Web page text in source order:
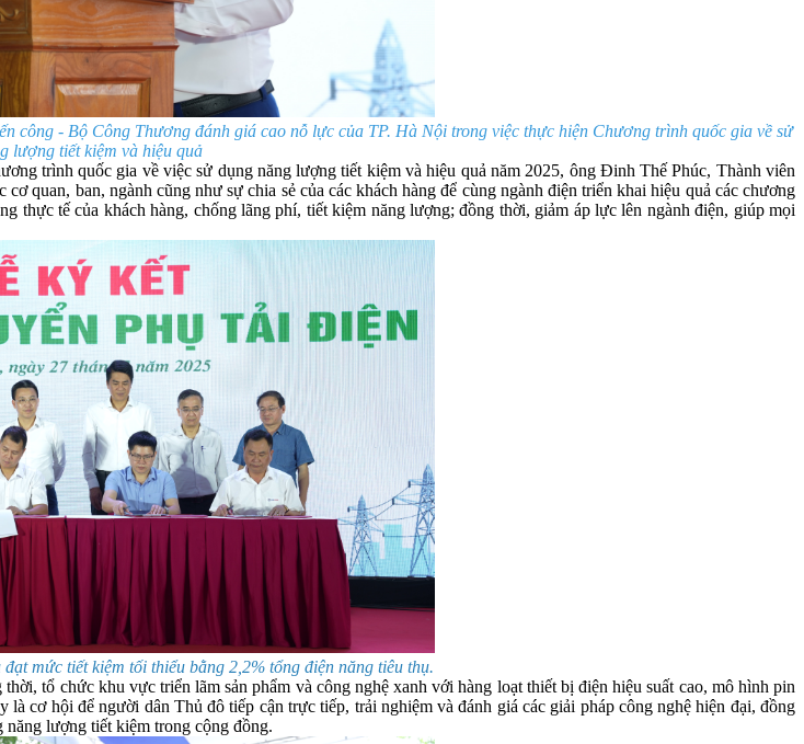
- Bộ Công Thương đánh giá cao nỗ lực của TP. Hà Nội trong việc thực hiện Chương trình quốc gia về sử
lượng tiết kiệm và hiệu quả
trình quốc gia về việc sử dụng năng lượng tiết kiệm và hiệu quả năm 2025, ông Đinh Thế Phúc, Thành viên
quan, ban, ngành cũng như sự chia sẻ của các khách hàng để cùng ngành điện triển khai hiệu quả các chương
thực tế của khách hàng, chống lãng phí, tiết kiệm năng lượng; đồng thời, giảm áp lực lên ngành điện, giúp mọi
mức tiết kiệm tối thiểu bằng 2,2% tổng điện năng tiêu thụ.
tổ chức khu vực triển lãm sản phẩm và công nghệ xanh với hàng loạt thiết bị điện hiệu suất cao, mô hình pin
cơ hội để người dân Thủ đô tiếp cận trực tiếp, trải nghiệm và đánh giá các giải pháp công nghệ hiện đại, đồng
lượng tiết kiệm trong cộng đồng.